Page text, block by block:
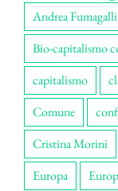
Andrea Fumagalli
Bio-capitalismo
capitalismo
Comune
Cristina Morini
Europa